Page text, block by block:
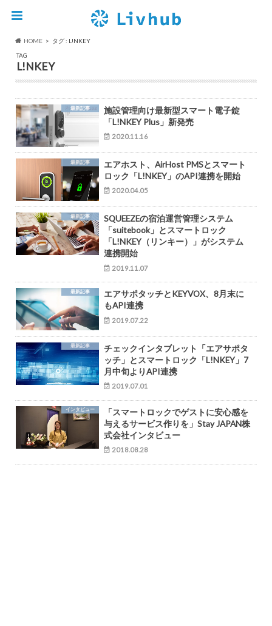
HOME
タグ : L!NKEY
TAG
L!NKEY
最新記事
施設管理向け最新型スマート電子錠
「L!NKEY Plus」新発売
2020.11.16
最新記事
エアホスト、AirHost PMSとスマート
ロック「L!NKEY」のAPI連携を開始
2020.04.05
最新記事
SQUEEZEの宿泊運営管理システム
「suitebook」とスマートロック
「L!NKEY（リンキー）」がシステム
連携開始
2019.11.07
最新記事
エアサポタッチとKEYVOX、8月末に
もAPI連携
2019.07.22
最新記事
チェックインタブレット「エアサポタ
ッチ」とスマートロック「L!NKEY」7
月中旬よりAPI連携
2019.07.01
インタビュー
「スマートロックでゲストに安心感を
与えるサービス作りを」Stay JAPAN株
式会社インタビュー
2018.08.28